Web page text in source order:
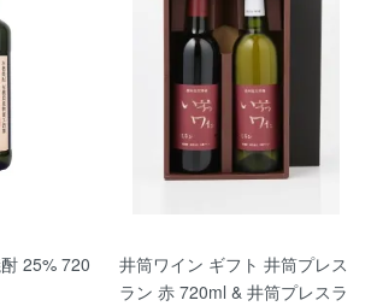
25% 720
井筒ワイン ギフト 井筒プレス
ラン 赤 720ml & 井筒プレスラ